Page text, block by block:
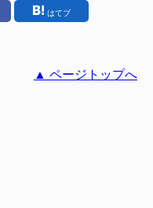
はてブ
▲ ページトップへ